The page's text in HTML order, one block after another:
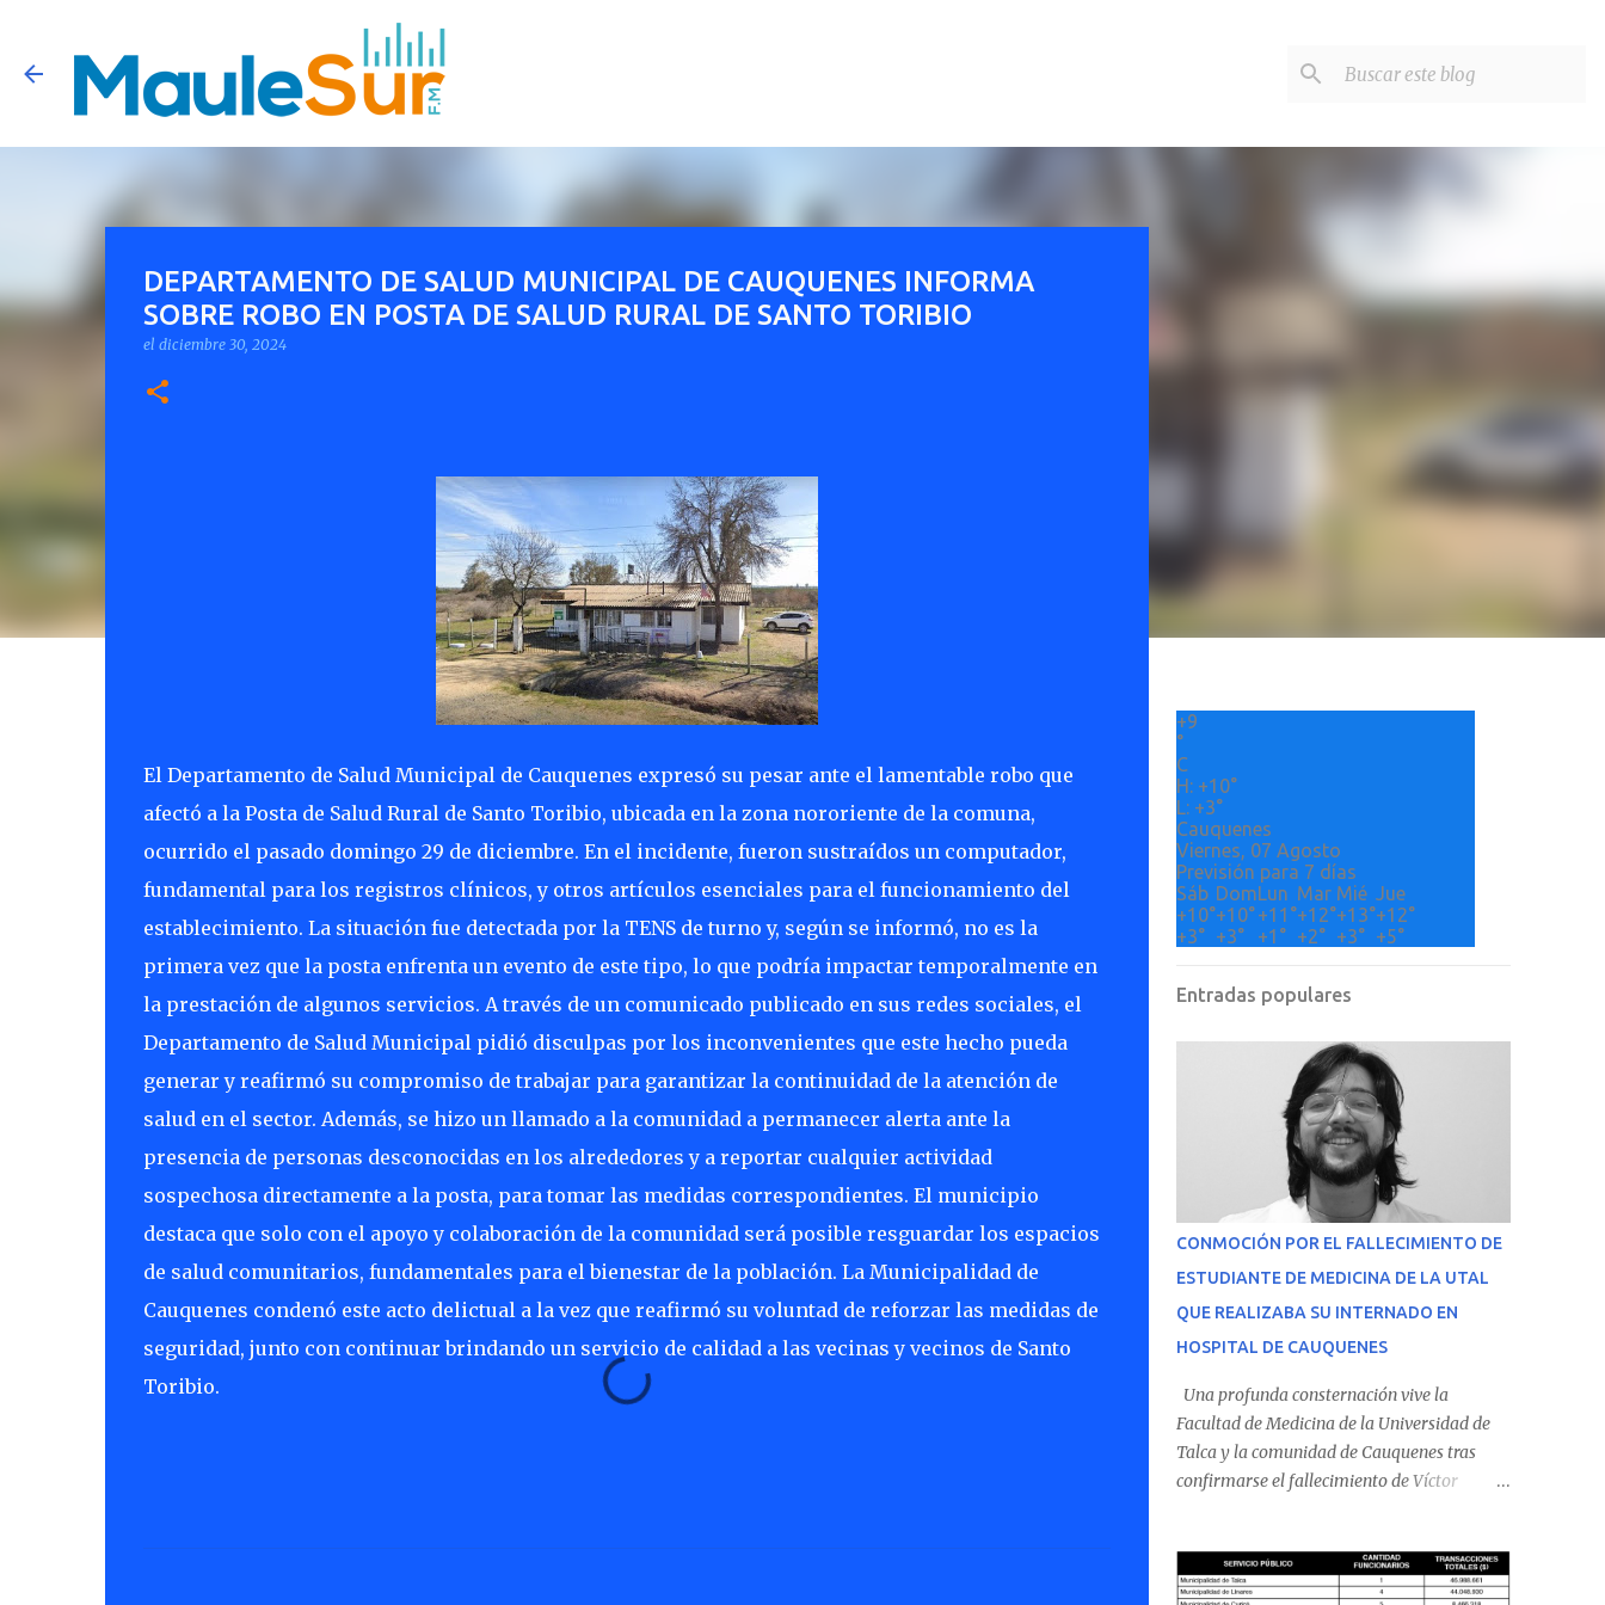
DEPARTAMENTO DE SALUD MUNICIPAL DE CAUQUENES INFORMA
SOBRE ROBO EN POSTA DE SALUD RURAL DE SANTO TORIBIO
el diciembre 30, 2024
El Departamento de Salud Municipal de Cauquenes expresó su pesar ante el lamentable robo que
afectó a la Posta de Salud Rural de Santo Toribio, ubicada en la zona nororiente de la comuna,
ocurrido el pasado domingo 29 de diciembre. En el incidente, fueron sustraídos un computador,
fundamental para los registros clínicos, y otros artículos esenciales para el funcionamiento del
establecimiento. La situación fue detectada por la TENS de turno y, según se informó, no es la
primera vez que la posta enfrenta un evento de este tipo, lo que podría impactar temporalmente en
la prestación de algunos servicios. A través de un comunicado publicado en sus redes sociales, el
Departamento de Salud Municipal pidió disculpas por los inconvenientes que este hecho pueda
generar y reafirmó su compromiso de trabajar para garantizar la continuidad de la atención de
salud en el sector. Además, se hizo un llamado a la comunidad a permanecer alerta ante la
presencia de personas desconocidas en los alrededores y a reportar cualquier actividad
sospechosa directamente a la posta, para tomar las medidas correspondientes. El municipio
destaca que solo con el apoyo y colaboración de la comunidad será posible resguardar los espacios
de salud comunitarios, fundamentales para el bienestar de la población. La Municipalidad de
Cauquenes condenó este acto delictual a la vez que reafirmó su voluntad de reforzar las medidas de
seguridad, junto con continuar brindando un servicio de calidad a las vecinas y vecinos de Santo
Toribio.
+9
°
C
H: +10°
L: +3°
Cauquenes
Viernes, 07 Agosto
Previsión para 7 días
Sáb DomLun Mar Mié Jue
+10°+10°+11°+12°+13°+12°
+3° +3° +1° +2° +3° +5°
Entradas populares
CONMOCIÓN POR EL FALLECIMIENTO DE
ESTUDIANTE DE MEDICINA DE LA UTAL
QUE REALIZABA SU INTERNADO EN
HOSPITAL DE CAUQUENES
Una profunda consternación vive la
Facultad de Medicina de la Universidad de
Talca y la comunidad de Cauquenes tras
confirmarse el fallecimiento de Víctor
Cauquenes. De acuerdo con los antecedentes
conocidos, el joven se presentó a cumplir su